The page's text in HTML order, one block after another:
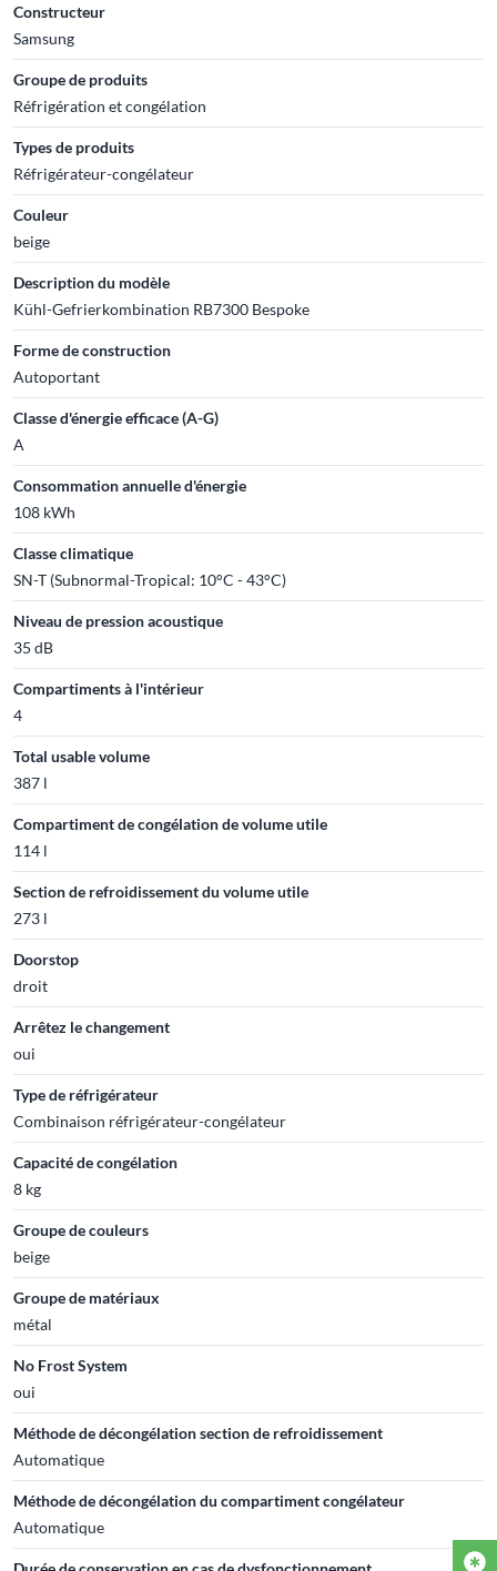
Constructeur
Samsung
Groupe de produits
Réfrigération et congélation
Types de produits
Réfrigérateur-congélateur
Couleur
beige
Description du modèle
Kühl-Gefrierkombination RB7300 Bespoke
Forme de construction
Autoportant
Classe d'énergie efficace (A-G)
A
Consommation annuelle d'énergie
108 kWh
Classe climatique
SN-T (Subnormal-Tropical: 10°C - 43°C)
Niveau de pression acoustique
35 dB
Compartiments à l'intérieur
4
Total usable volume
387 l
Compartiment de congélation de volume utile
114 l
Section de refroidissement du volume utile
273 l
Doorstop
droit
Arrêtez le changement
oui
Type de réfrigérateur
Combinaison réfrigérateur-congélateur
Capacité de congélation
8 kg
Groupe de couleurs
beige
Groupe de matériaux
métal
No Frost System
oui
Méthode de décongélation section de refroidissement
Automatique
Méthode de décongélation du compartiment congélateur
Automatique